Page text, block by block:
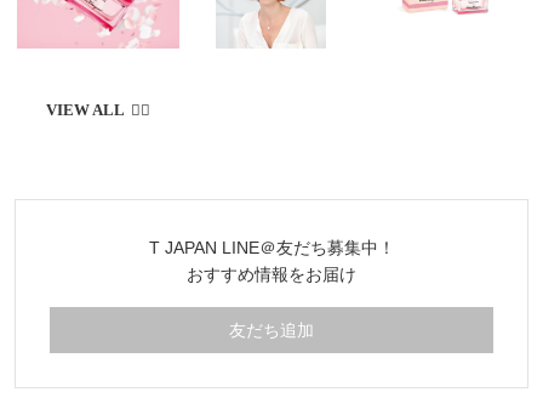
T JAPAN LINE＠友だち募集中！
おすすめ情報をお届け
友だち追加